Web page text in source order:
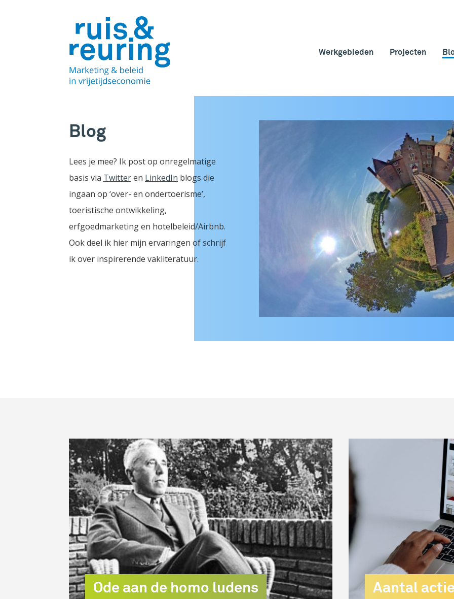
Werkgebieden Projecten
Blog
Lees je mee? Ik post op onregelmatige
basis via Twitteren LinkedIn blogs die
ingaan op ‘over- en ondertoerisme’,
toeristische ontwikkeling,
erfgoedmarketing en hotelbeleid/Airbnb.
Ook deel ik hier mijn ervaringen of schrijf
ik over inspirerende vakliteratuur.
Ode aan de homo ludens
Aantal